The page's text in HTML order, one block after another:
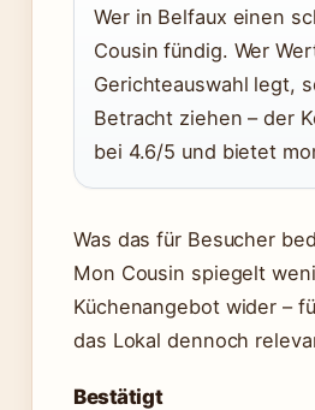
Wer in Belfaux einen
Cousin fündig. Wer
Gerichteauswahl legt,
Betracht ziehen – der
bei 4.6/5 und bietet
Was das für Besucher
Mon Cousin spiegelt
Küchenangebot wider –
das Lokal dennoch
Bestätigt